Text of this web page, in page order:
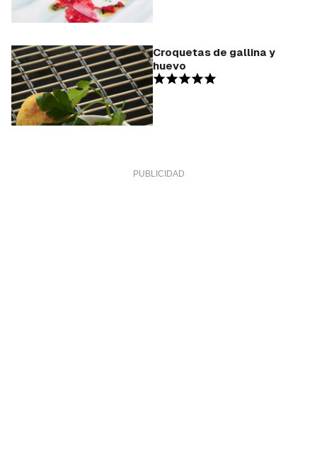
Croquetas de gallina y
huevo